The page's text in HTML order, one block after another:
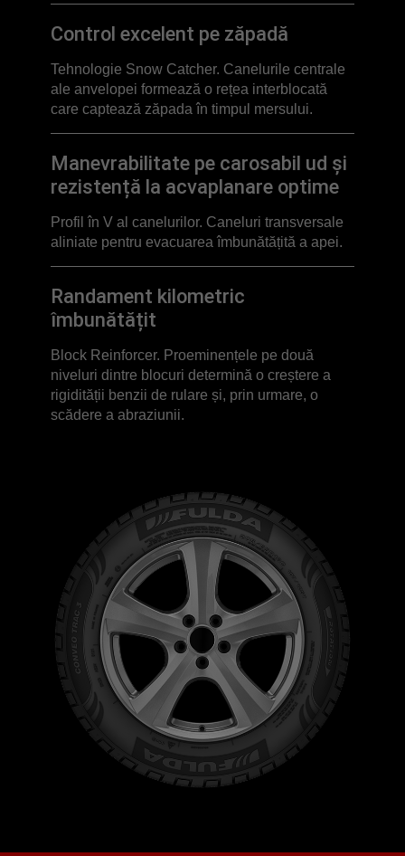
Control excelent pe zăpadă
Tehnologie Snow Catcher. Canelurile centrale
ale anvelopei formează o rețea interblocată
care captează zăpada în timpul mersului.
Manevrabilitate pe carosabil ud și
rezistență la acvaplanare optime
Profil în V al canelurilor. Caneluri transversale
aliniate pentru evacuarea îmbunătățită a apei.
Randament kilometric
îmbunătățit
Block Reinforcer. Proeminențele pe două
niveluri dintre blocuri determină o creștere a
rigidității benzii de rulare și, prin urmare, o
scădere a abraziunii.